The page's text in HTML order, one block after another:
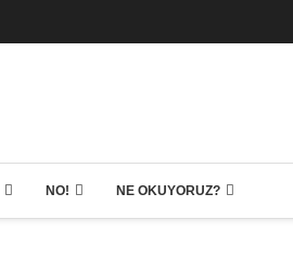
NO! NE OKUYORUZ?